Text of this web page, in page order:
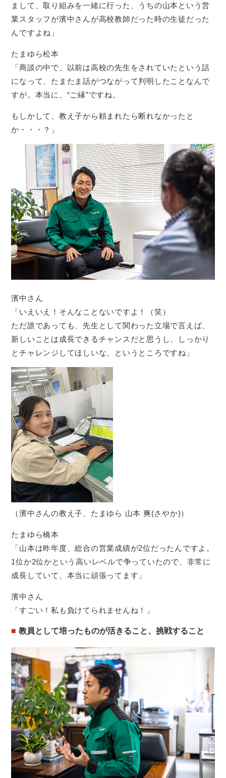
まして、取り組みを一緒に行った、うちの山本という営
業スタッフが濱中さんが高校教師だった時の生徒だった
んですよね」
たまゆら松本
「商談の中で、以前は高校の先生をされていたという話
になって、たまたま話がつながって判明したことなんで
すが。本当に、“ご縁”ですね。
もしかして、教え子から頼まれたら断れなかったと
か・・・？」
濱中さん
「いえいえ！そんなことないですよ！（笑）
ただ誰であっても、先生として関わった立場で言えば、
新しいことは成長できるチャンスだと思うし、しっかり
とチャレンジしてほしいな、というところですね」
（濱中さんの教え子、たまゆら 山本 爽(さやか)）
たまゆら橋本
「山本は昨年度、総合の営業成績が2位だったんですよ。
1位か2位かという高いレベルで争っていたので、非常に
成長していて、本当に頑張ってます」
濱中さん
「すごい！私も負けてられませんね！」
教員として培ったものが活きること、挑戦すること